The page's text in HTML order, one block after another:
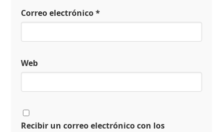
Correo electrónico*
Web
Recibir un correo electrónico con los